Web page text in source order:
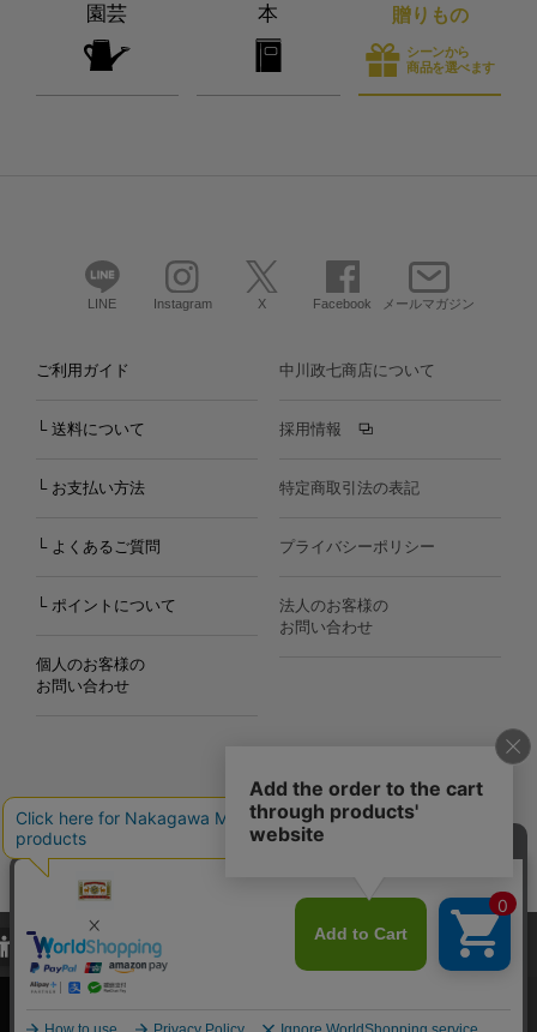
園芸 本 贈りもの
シーンから
商品を選べます
LINE Instagram X Facebook メールマガジン
ご利用ガイド
└ 送料について
└ お支払い方法
└ よくあるご質問
└ ポイントについて
個人のお客様の
お問い合わせ
中川政七商店について
採用情報
特定商取引法の表記
プライバシーポリシー
法人のお客様の
お問い合わせ
Copyright©2000
Nakagawa Masashichi Shoten All Rights Reserved.
当サイトでは、当サイト内における閲覧履歴・属性情報などの取得およ
び利便性向上のためにクッキー（Cookie）を使用いたします。詳細に
関しては「プライバシーポリシー
承諾する